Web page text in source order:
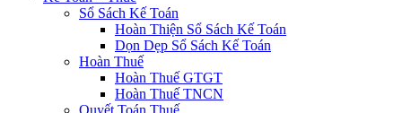
Sổ Sách Kế Toán
Hoàn Thiện Sổ Sách Kế Toán
Dọn Dẹp Sổ Sách Kế Toán
Hoàn Thuế
Hoàn Thuế GTGT
Hoàn Thuế TNCN
Quyết Toán Thuế